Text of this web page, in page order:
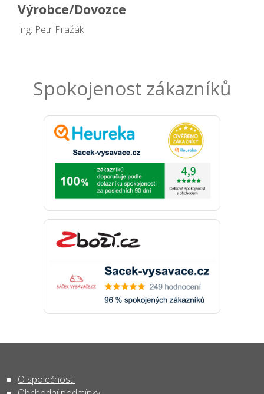
Výrobce/Dovozce
Ing. Petr Pražák
Spokojenost zákazníků
O společnosti